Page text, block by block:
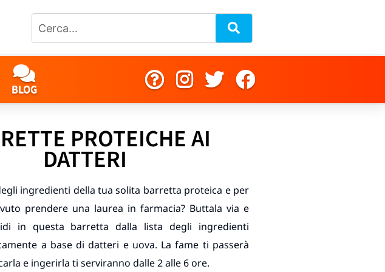
BLOG
PROTEICHE AI
DATTERI
ingredienti della tua solita barretta proteica e per
prendere una laurea in farmacia? Buttala via e
in questa barretta dalla lista degli ingredienti
a base di datteri e uova. La fame ti passerà
e ingerirla ti serviranno dalle 2 alle 6 ore.